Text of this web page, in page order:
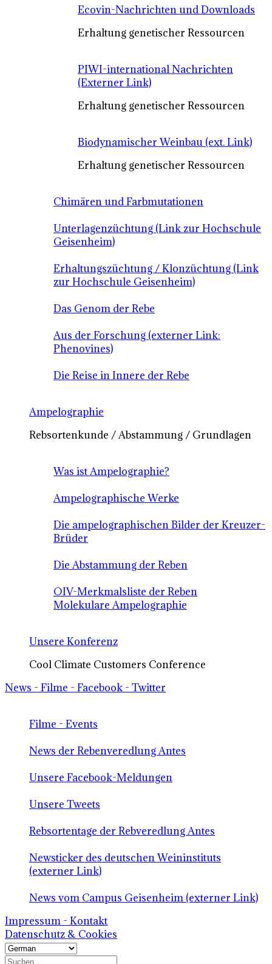
Ecovin-Nachrichten und Downloads
Erhaltung genetischer Ressourcen
PIWI-international Nachrichten
(Externer Link)
Erhaltung genetischer Ressourcen
Biodynamischer Weinbau (ext. Link)
Erhaltung genetischer Ressourcen
Chimären und Farbmutationen
Unterlagenzüchtung (Link zur Hochschule
Geisenheim)
Erhaltungszüchtung / Klonzüchtung (Link
zur Hochschule Geisenheim)
Das Genom der Rebe
Aus der Forschung (externer Link:
Phenovines)
Die Reise in Innere der Rebe
Ampelographie
Rebsortenkunde / Abstammung / Grundlagen
Was ist Ampelographie?
Ampelographische Werke
Die ampelographischen Bilder der Kreuzer-
Brüder
Die Abstammung der Reben
OIV-Merkmalsliste der Reben
Molekulare Ampelographie
Unsere Konferenz
Cool Climate Customers Conference
News - Filme - Facebook - Twitter
Filme - Events
News der Rebenveredlung Antes
Unsere Facebook-Meldungen
Unsere Tweets
Rebsortentage der Rebveredlung Antes
Newsticker des deutschen Weininstituts
(externer Link)
News vom Campus Geisenheim (externer Link)
Impressum - Kontakt
Datenschutz & Cookies